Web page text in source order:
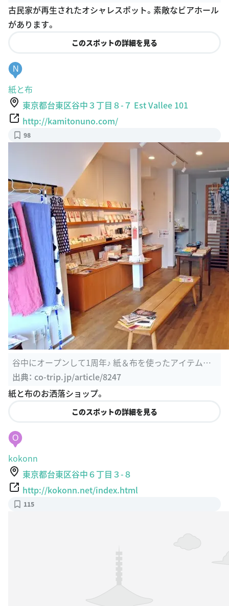
古民家が再生されたオシャレスポット。素敵なビアホール
があります。
このスポットの詳細を見る
N
紙と布
東京都台東区谷中３丁目８-７ Est Vallee 101
http://kamitonuno.com/
98
谷中にオープンして1周年♪ 紙＆布を使ったアイテムの
専門店「紙と布 ...
出典： co-trip.jp/article/8247
紙と布のお洒落ショップ。
このスポットの詳細を見る
O
kokonn
東京都台東区谷中６丁目３-８
http://kokonn.net/index.html
115